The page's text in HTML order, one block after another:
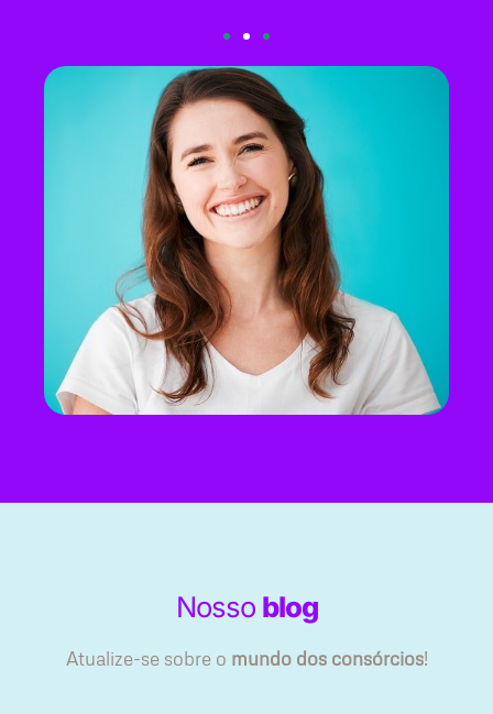
Nosso blog
Atualize-se sobre o mundo dos consórcios!